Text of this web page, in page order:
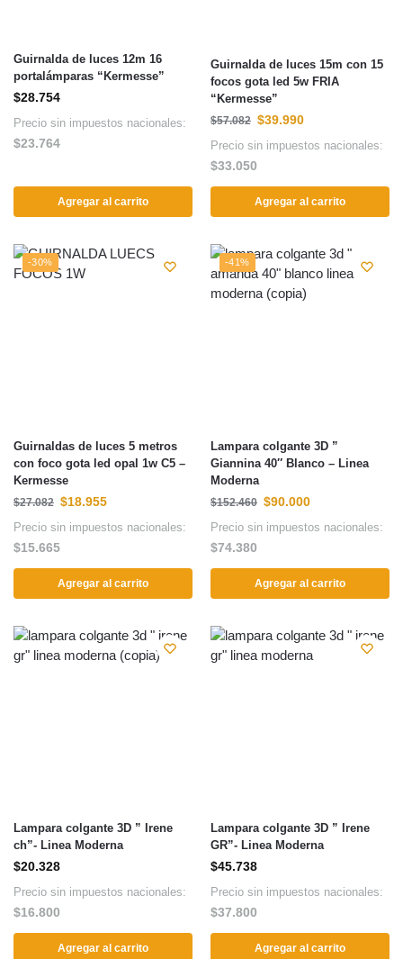
Guirnalda de luces 12m 16
portalámparas “Kermesse”
$28.754
Precio sin impuestos nacionales:
$23.764
Agregar al carrito
Guirnalda de luces 15m con 15
focos gota led 5w FRIA
“Kermesse”
$57.082 $39.990
Precio sin impuestos nacionales:
$33.050
Agregar al carrito
-30%
Guirnaldas de luces 5 metros
con foco gota led opal 1w C5 –
Kermesse
$27.082 $18.955
Precio sin impuestos nacionales:
$15.665
Agregar al carrito
-41%
Lampara colgante 3D ”
Giannina 40″ Blanco – Linea
Moderna
$152.460 $90.000
Precio sin impuestos nacionales:
$74.380
Agregar al carrito
Lampara colgante 3D ” Irene
ch”- Linea Moderna
$20.328
Precio sin impuestos nacionales:
$16.800
Agregar al carrito
Lampara colgante 3D ” Irene
GR”- Linea Moderna
$45.738
Precio sin impuestos nacionales:
$37.800
Agregar al carrito